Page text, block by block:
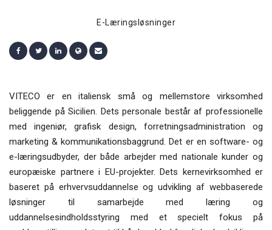
E-Læringsløsninger
VITECO er en italiensk små og mellemstore virksomhed
beliggende på Sicilien. Dets personale består af professionelle
med ingeniør, grafisk design, forretningsadministration og
marketing & kommunikationsbaggrund. Det er en software- og
e-læringsudbyder, der både arbejder med nationale kunder og
europæiske partnere i EU-projekter. Dets kernevirksomhed er
baseret på erhvervsuddannelse og udvikling af webbaserede
løsninger til samarbejde med læring og
uddannelsesindholdsstyring med et specielt fokus på